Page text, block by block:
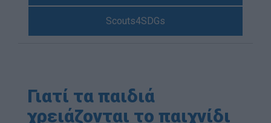
Νέα
Media Center
Δελτία Τύπου
Scouts4SDGs
Γιατί τα παιδιά
χρειάζονται το παιχνίδι